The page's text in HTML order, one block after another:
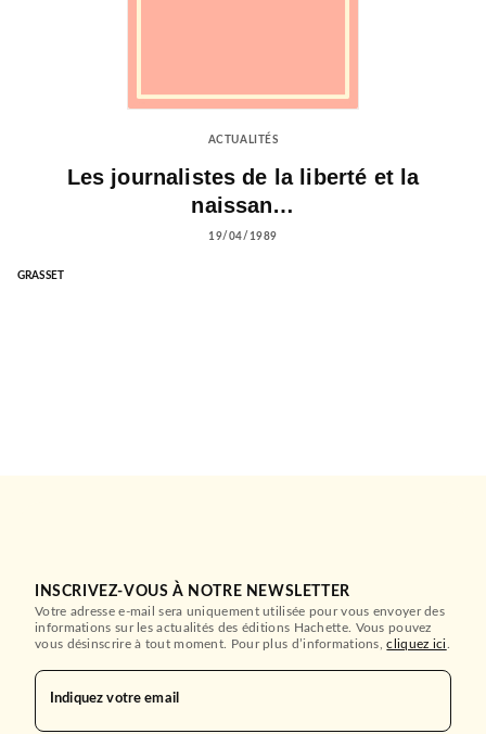
ACTUALITÉS
Les journalistes de la liberté et la
naissan…
19/04/1989
GRASSET
INSCRIVEZ-VOUS À NOTRE NEWSLETTER
Votre adresse e-mail sera uniquement utilisée pour vous envoyer des
informations sur les actualités des éditions Hachette. Vous pouvez
vous désinscrire à tout moment. Pour plus d’informations,cliquez ici
Indiquez votre email